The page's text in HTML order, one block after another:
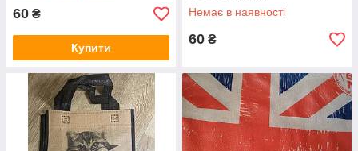
60 ₴
Купити
Немає в наявності
60 ₴